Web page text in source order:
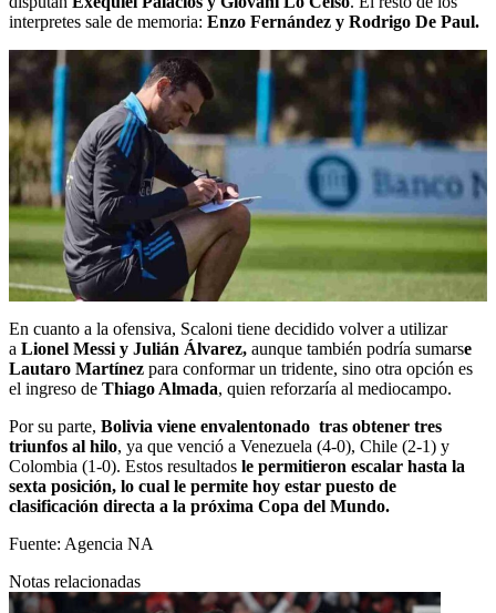
interpretes sale de memoria: Enzo Fernández y Rodrigo De Paul.
En cuanto a la ofensiva, Scaloni tiene decidido volver a utilizar
a Lionel Messi y Julián Álvarez, aunque también podría sumarse
Lautaro Martínez para conformar un tridente, sino otra opción es
el ingreso de Thiago Almada, quien reforzaría al mediocampo.
Por su parte, Bolivia viene envalentonado tras obtener tres
triunfos al hilo, ya que venció a Venezuela (4-0), Chile (2-1) y
Colombia (1-0). Estos resultados le permitieron escalar hasta la
sexta posición, lo cual le permite hoy estar puesto de
clasificación directa a la próxima Copa del Mundo.
Fuente: Agencia NA
Notas relacionadas